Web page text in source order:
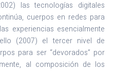
las tecnologías digitales
cuerpos en redes para
experiencias esencialmente
(2007) el tercer nivel de
para ser “devorados” por
al composición de los